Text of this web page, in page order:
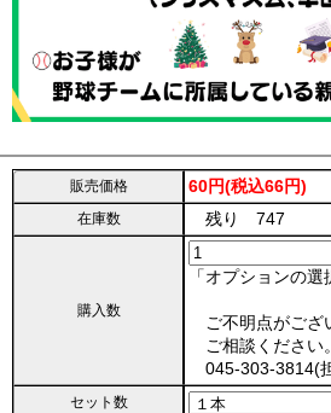
販売価格 60円(税込66円)
在庫数 残り 747
購入数
「オプションの選
ご不明点がござ
ご相談ください。
045-303-3814(
セット数